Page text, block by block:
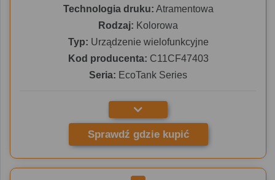
Technologia druku: Atramentowa
Rodzaj: Kolorowa
Typ: Urządzenie wielofunkcyjne
Kod producenta: C11CF47403
Seria: EcoTank Series
Sprawdź gdzie kupić